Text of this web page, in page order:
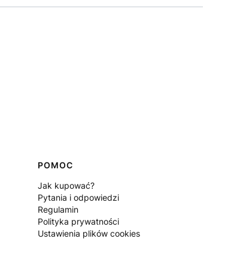
POMOC
Jak kupować?
Pytania i odpowiedzi
Regulamin
Polityka prywatności
Ustawienia plików cookies